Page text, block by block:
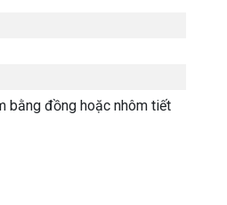
bằng đồng hoặc nhôm tiết